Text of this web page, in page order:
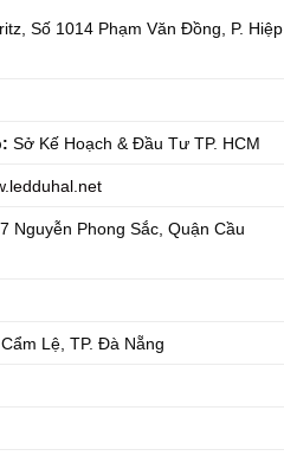
Số 1014 Phạm Văn Đồng, P. Hiệp
Sở Kế Hoạch & Đầu Tư TP. HCM
Nguyễn Phong Sắc, Quận Cầu
Lệ, TP. Đà Nẵng